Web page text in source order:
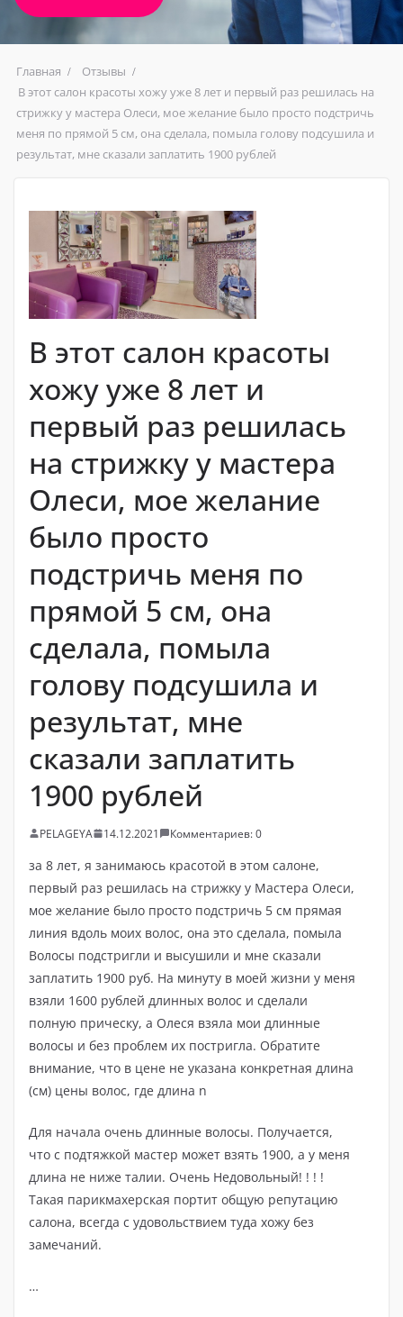
Главная
Отзывы
В этот салон красоты хожу уже 8 лет и первый раз решилась на
стрижку у мастера Олеси, мое желание было просто подстричь
меня по прямой 5 см, она сделала, помыла голову подсушила и
результат, мне сказали заплатить 1900 рублей
В этот салон красоты
хожу уже 8 лет и
первый раз решилась
на стрижку у мастера
Олеси, мое желание
было просто
подстричь меня по
прямой 5 см, она
сделала, помыла
голову подсушила и
результат, мне
сказали заплатить
1900 рублей
PELAGEYA 14.12.2021 Комментариев: 0
за 8 лет, я занимаюсь красотой в этом салоне,
первый раз решилась на стрижку у Мастера Олеси,
мое желание было просто подстричь 5 см прямая
линия вдоль моих волос, она это сделала, помыла
Волосы подстригли и высушили и мне сказали
заплатить 1900 руб. На минуту в моей жизни у меня
взяли 1600 рублей длинных волос и сделали
полную прическу, а Олеся взяла мои длинные
волосы и без проблем их постригла. Обратите
внимание, что в цене не указана конкретная длина
(см) цены волос, где длина n
Для начала очень длинные волосы. Получается,
что с подтяжкой мастер может взять 1900, а у меня
длина не ниже талии. Очень Недовольный! ! ! !
Такая парикмахерская портит общую репутацию
салона, всегда с удовольствием туда хожу без
замечаний.
…